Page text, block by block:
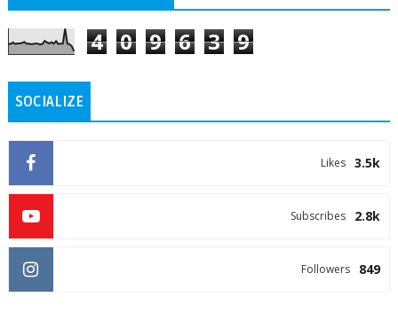
4 0 9 6 3 9
SOCIALIZE
3.5k
Likes
2.8k
Subscribes
849
Followers